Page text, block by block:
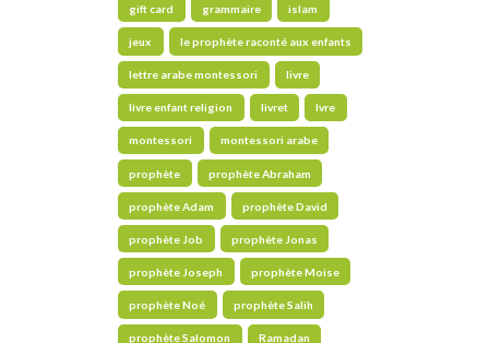
gift card grammaire islam
jeux le prophète raconté aux enfants
lettre arabe montessori livre
livre enfant religion livret lvre
montessori montessori arabe
prophète prophète Abraham
prophète Adam prophète David
prophète Job prophète Jonas
prophète Joseph prophète Moise
prophète Noé prophète Salih
prophète Salomon Ramadan